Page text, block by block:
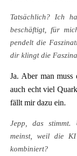
Tatsächlich? Ich
beschäftigt, für
pendelt die
dir klingt die
Ja. Aber man muss
auch echt viel
fällt mir dazu ein.
Jepp, das stimmt.
meinst, weil die
kombiniert?